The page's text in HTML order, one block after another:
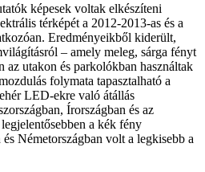
képesek voltak elkészíteni
térképét a 2012-2013-as és a
Eredményeikből kiderült,
– amely meleg, sárga fényt
az utakon és parkolókban használtak
folymata tapasztalható a
LED-ekre való átállás
Írországban és az
a kék fény
Németországban volt a legkisebb a